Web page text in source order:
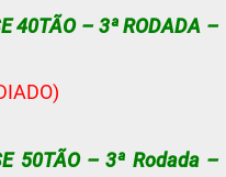
40TÃO – 3ª RODADA –
50TÃO – 3ª Rodada –